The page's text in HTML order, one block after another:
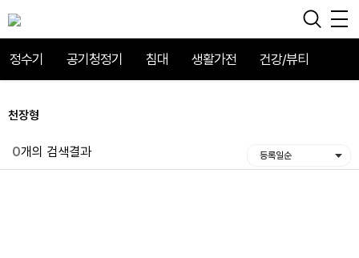
정수기 공기청정기 침대 생활가전 건강/뷰티
천장형
0개의 검색결과 등록일순